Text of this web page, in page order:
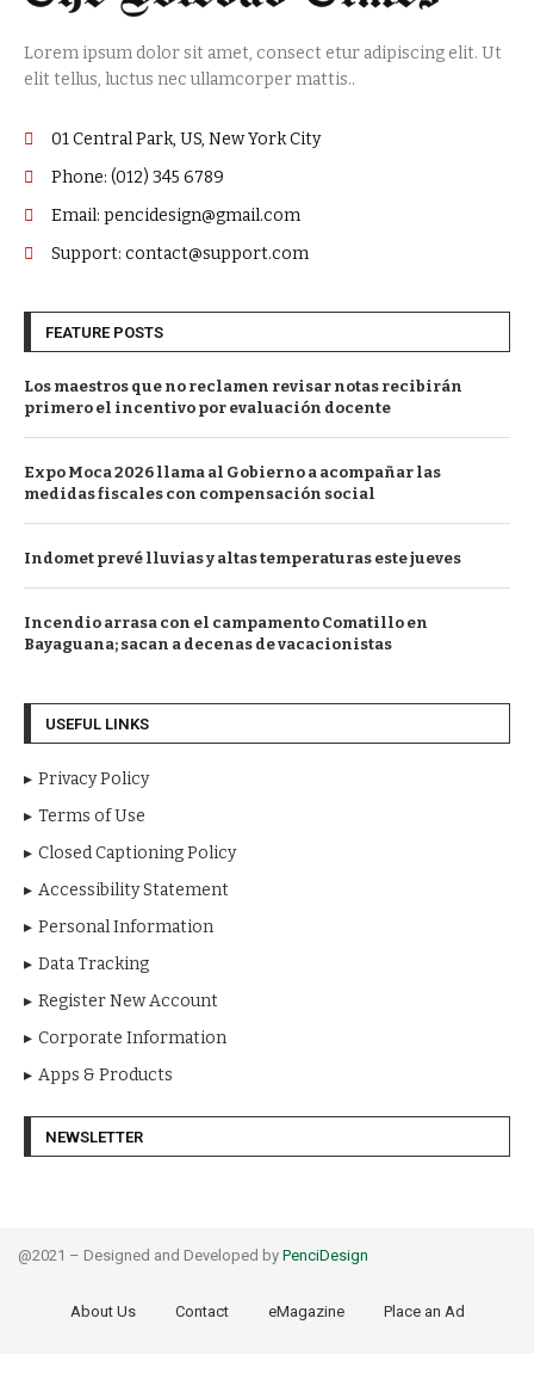
Lorem ipsum dolor sit amet, consect etur adipiscing elit. Ut
elit tellus, luctus nec ullamcorper mattis..
01 Central Park, US, New York City
Phone: (012) 345 6789
Email: pencidesign@gmail.com
Support: contact@support.com
FEATURE POSTS
Los maestros que no reclamen revisar notas recibirán
primero el incentivo por evaluación docente
Expo Moca 2026 llama al Gobierno a acompañar las
medidas fiscales con compensación social
Indomet prevé lluvias y altas temperaturas este jueves
Incendio arrasa con el campamento Comatillo en
Bayaguana; sacan a decenas de vacacionistas
USEFUL LINKS
Privacy Policy
Terms of Use
Closed Captioning Policy
Accessibility Statement
Personal Information
Data Tracking
Register New Account
Corporate Information
Apps & Products
NEWSLETTER
@2021 – Designed and Developed by PenciDesign
About Us Contact eMagazine Place an Ad